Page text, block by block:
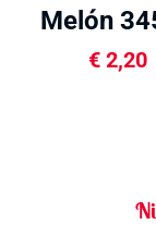
Melón
€2,20